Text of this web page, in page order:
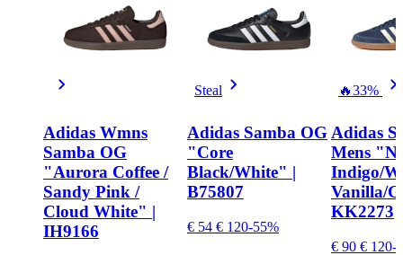
Adidas Wmns
Samba OG
"Aurora Coffee /
Sandy Pink /
Cloud White" |
IH9166
Steal
Adidas Samba OG
"Core
Black/White" |
B75807
€ 54 € 120-55%
🔥33%
Adidas
Mens
Indigo/
Vanilla/
KK2273
€ 90 € 120-